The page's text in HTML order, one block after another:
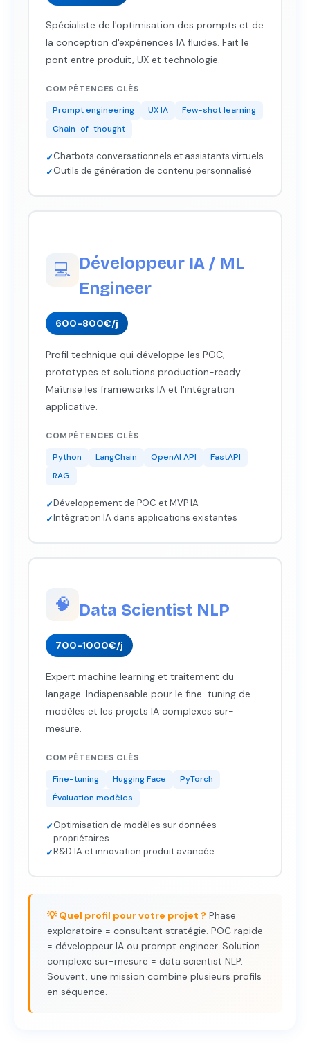
Spécialiste de l'optimisation des prompts et de
la conception d'expériences IA fluides. Fait le
pont entre produit, UX et technologie.
COMPÉTENCES CLÉS
Prompt engineering
UX IA
Few-shot learning
Chain-of-thought
✓Chatbots conversationnels et assistants virtuels
✓Outils de génération de contenu personnalisé
💻 Développeur IA / ML
Engineer
600-800€/j
Profil technique qui développe les POC,
prototypes et solutions production-ready.
Maîtrise les frameworks IA et l'intégration
applicative.
COMPÉTENCES CLÉS
Python
LangChain OpenAI API
FastAPI
RAG
✓Développement de POC et MVP IA
✓Intégration IA dans applications existantes
🧠 Data Scientist NLP
700-1000€/j
Expert machine learning et traitement du
langage. Indispensable pour le fine-tuning de
modèles et les projets IA complexes sur-
mesure.
COMPÉTENCES CLÉS
Fine-tuning
Hugging Face
PyTorch
Évaluation modèles
✓Optimisation de modèles sur données
propriétaires
✓R&D IA et innovation produit avancée
💡 Quel profil pour votre projet ? Phase
exploratoire = consultant stratégie. POC rapide
= développeur IA ou prompt engineer. Solution
complexe sur-mesure = data scientist NLP.
Souvent, une mission combine plusieurs profils
en séquence.